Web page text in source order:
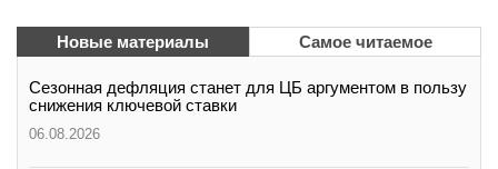
Новые материалы Самое читаемое
Сезонная дефляция станет для ЦБ аргументом в пользу
снижения ключевой ставки
06.08.2026